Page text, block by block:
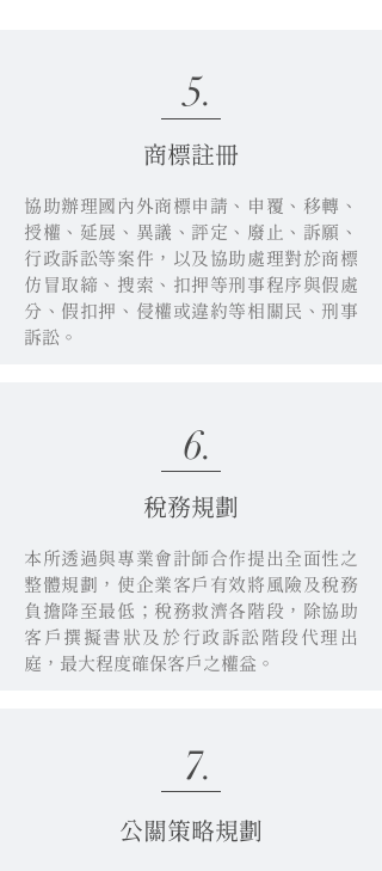
5.
商標註冊
協助辦理國內外商標申請、申覆、移轉、
授權、延展、異議、評定、廢止、訴願、
行政訴訟等案件，以及協助處理對於商標
仿冒取締、搜索、扣押等刑事程序與假處
分、假扣押、侵權或違約等相關民、刑事
訴訟。
6.
稅務規劃
本所透過與專業會計師合作提出全面性之
整體規劃，使企業客戶有效將風險及稅務
負擔降至最低；稅務救濟各階段，除協助
客戶撰擬書狀及於行政訴訟階段代理出
庭，最大程度確保客戶之權益。
7.
公關策略規劃